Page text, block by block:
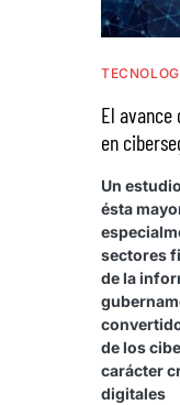
El avance
en
Un
ésta
sectores
de la
de los
carácter
digitales